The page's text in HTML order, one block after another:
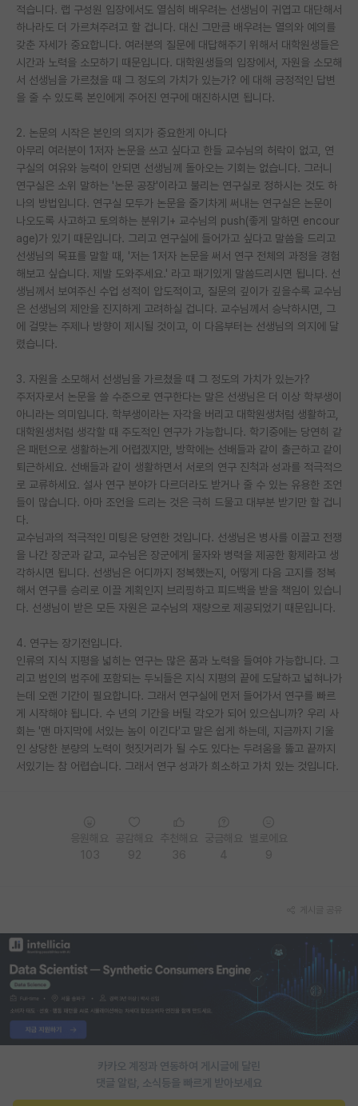
반도체 아카데미
재팬라운지 🌸
적습니다. 랩 구성원 입장에서도 열심히 배우려는 선생님이 귀엽고 대단해서
하나라도 더 가르쳐주려고 할 겁니다. 대신 그만큼 배우려는 열의와 예의를
갖춘 자세가 중요합니다. 여러분의 질문에 대답해주기 위해서 대학원생들은
시간과 노력을 소모하기 때문입니다. 대학원생들의 입장에서, 자원을 소모해
서 선생님을 가르쳤을 때 그 정도의 가치가 있는가? 에 대해 긍정적인 답변
을 줄 수 있도록 본인에게 주어진 연구에 매진하시면 됩니다.
2. 논문의 시작은 본인의 의지가 중요한게 아니다
아무리 여러분이 1저자 논문을 쓰고 싶다고 한들 교수님의 허락이 없고, 연
구실의 여유와 능력이 안되면 선생님께 돌아오는 기회는 없습니다. 그러니
연구실은 소위 말하는 '논문 공장'이라고 불리는 연구실로 정하시는 것도 하
나의 방법입니다. 연구실 모두가 논문을 줄기차게 써내는 연구실은 논문이
나오도록 사고하고 토의하는 분위기+ 교수님의 push(좋게 말하면 encour
age)가 있기 때문입니다. 그리고 연구실에 들어가고 싶다고 말씀을 드리고
선생님의 목표를 말할 때, '저는 1저자 논문을 써서 연구 전체의 과정을 경험
해보고 싶습니다. 제발 도와주세요.' 라고 패기있게 말씀드리시면 됩니다. 선
생님께서 보여주신 수업 성적이 압도적이고, 질문의 깊이가 깊을수록 교수님
은 선생님의 제안을 진지하게 고려하실 겁니다. 교수님께서 승낙하시면, 그
에 걸맞는 주제나 방향이 제시될 것이고, 이 다음부터는 선생님의 의지에 달
렸습니다.
3. 자원을 소모해서 선생님을 가르쳤을 때 그 정도의 가치가 있는가?
주저자로서 논문을 쓸 수준으로 연구한다는 말은 선생님은 더 이상 학부생이
아니라는 의미입니다. 학부생이라는 자각을 버리고 대학원생처럼 생활하고,
대학원생처럼 생각할 때 주도적인 연구가 가능합니다. 학기중에는 당연히 같
은 패턴으로 생활하는게 어렵겠지만, 방학에는 선배들과 같이 출근하고 같이
퇴근하세요. 선배들과 같이 생활하면서 서로의 연구 진척과 성과를 적극적으
로 교류하세요. 설사 연구 분야가 다르더라도 받거나 줄 수 있는 유용한 조언
들이 많습니다. 아마 조언을 드리는 것은 극히 드물고 대부분 받기만 할 겁니
다.
교수님과의 적극적인 미팅은 당연한 것입니다. 선생님은 병사를 이끌고 전쟁
을 나간 장군과 같고, 교수님은 장군에게 물자와 병력을 제공한 황제라고 생
각하시면 됩니다. 선생님은 어디까지 정복했는지, 어떻게 다음 고지를 정복
해서 연구를 승리로 이끌 계획인지 브리핑하고 피드백을 받을 책임이 있습니
다. 선생님이 받은 모든 자원은 교수님의 재량으로 제공되었기 때문입니다.
4. 연구는 장기전입니다.
인류의 지식 지평을 넓히는 연구는 많은 품과 노력을 들여야 가능합니다. 그
리고 범인의 범주에 포함되는 두뇌들은 지식 지평의 끝에 도달하고 넓혀나가
는데 오랜 기간이 필요합니다. 그래서 연구실에 먼저 들어가서 연구를 빠르
게 시작해야 됩니다. 수 년의 기간을 버틸 각오가 되어 있으십니까? 우리 사
회는 '맨 마지막에 서있는 놈이 이긴다'고 말은 쉽게 하는데, 지금까지 기울
인 상당한 분량의 노력이 헛짓거리가 될 수도 있다는 두려움을 뚫고 끝까지
서있기는 참 어렵습니다. 그래서 연구 성과가 희소하고 가치 있는 것입니다.
카카오 계정과 연동하여 게시글에 달린
댓글 알람, 소식등을 빠르게 받아보세요